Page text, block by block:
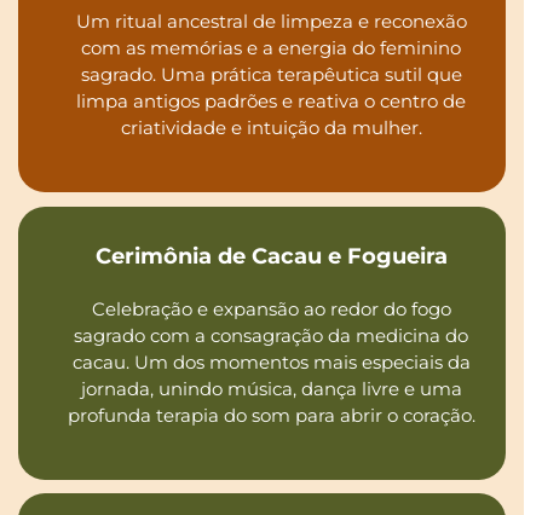
Um ritual ancestral de limpeza e reconexão
com as memórias e a energia do feminino
sagrado. Uma prática terapêutica sutil que
limpa antigos padrões e reativa o centro de
criatividade e intuição da mulher.
Cerimônia de Cacau e Fogueira
Celebração e expansão ao redor do fogo
sagrado com a consagração da medicina do
cacau. Um dos momentos mais especiais da
jornada, unindo música, dança livre e uma
profunda terapia do som para abrir o coração.